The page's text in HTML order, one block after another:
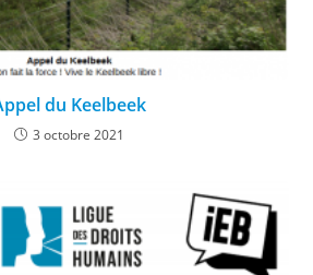
du Keelbeek
3 octobre 2021